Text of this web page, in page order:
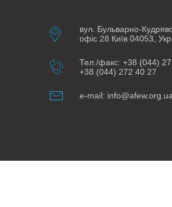
вул. Бульварно-
офіс 28 Київ 04053,
Тел./факс: +38 (044)
+38 (044) 272 40 27
e-mail: info@afew.org.ua